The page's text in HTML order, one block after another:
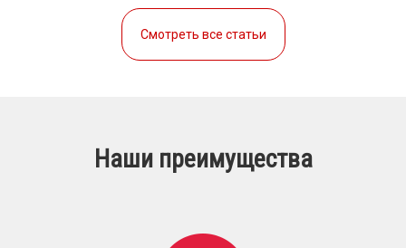
Смотреть все статьи
Наши преимущества